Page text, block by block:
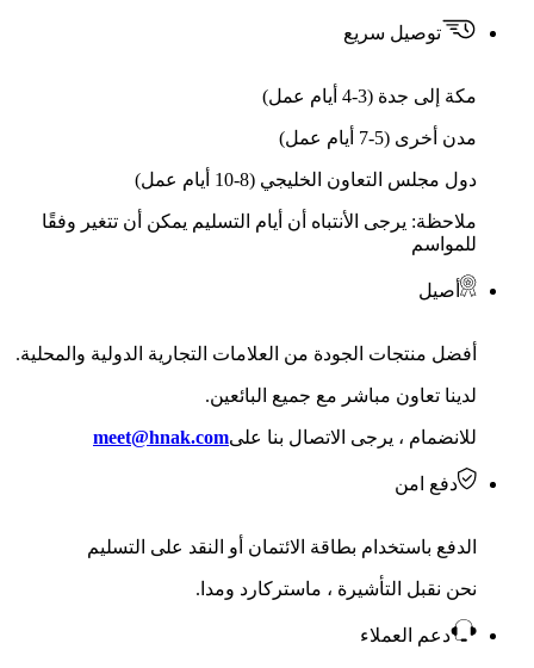
توصيل سريع
مكة إلى جدة (3-4 أيام عمل)
مدن أخرى (5-7 أيام عمل)
دول مجلس التعاون الخليجي (8-10 أيام عمل)
ملاحظة: يرجى الأنتباه أن أيام التسليم يمكن أن تتغير وفقًا
للمواسم
أصيل
أفضل منتجات الجودة من العلامات التجارية الدولية والمحلية.
لدينا تعاون مباشر مع جميع البائعين.
للانضمام ، يرجى الاتصال بنا علىmeet@hnak.com
دفع امن
الدفع باستخدام بطاقة الائتمان أو النقد على التسليم
نحن نقبل التأشيرة ، ماستركارد ومدا.
دعم العملاء